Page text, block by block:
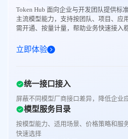
Token Hub 面向企业与开发团队提供标
主流模型能力，支持按团队、项目、应
需开通、按量计量，帮助业务快速接入
立即体验
统一接口接入
屏蔽不同模型厂商接口差异，降低企业
模型服务目录
按模型能力、适用场景、价格策略和服
快速选择